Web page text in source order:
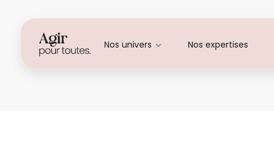
Nos univers Nos expertises
Ninon MARTINEZ